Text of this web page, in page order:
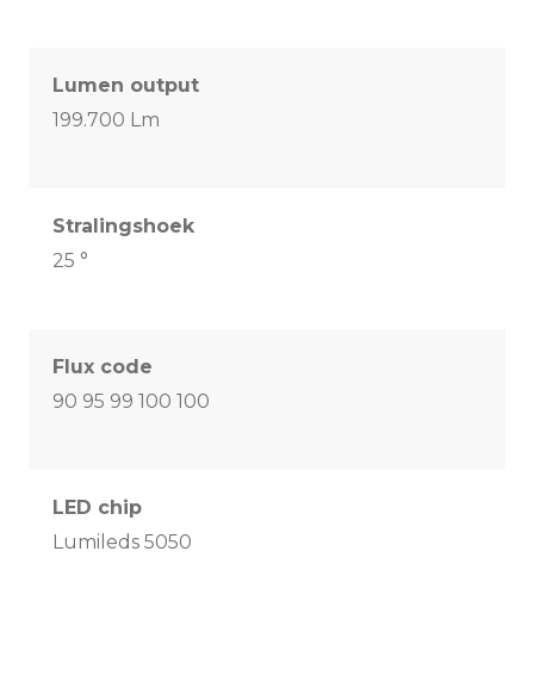
Lumen output
199.700 Lm
Stralingshoek
25 °
Flux code
90 95 99 100 100
LED chip
Lumileds 5050